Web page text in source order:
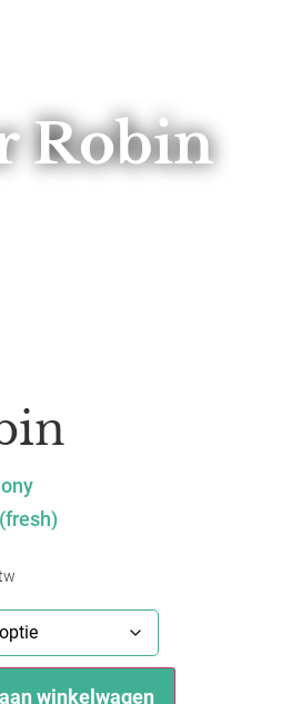
Robin
winkelwagen